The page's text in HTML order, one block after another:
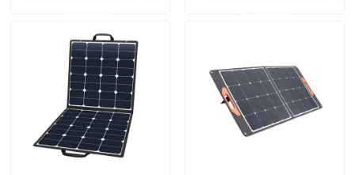
Station solaire de générateur
générateur portatif de centrale